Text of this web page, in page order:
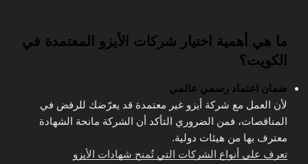
ما هي أهمية اختيار شركات الأيزو المعتمدة في
الكويت؟
ضمان اعتماد رسمي عالمي
لأن العمل مع شركة أيزو غير معتمدة قد يعرّضك للرفض في
المناقصات، فمن الضروري التأكد أن الشركة مانحة الشهادة
معترف بها من هيئات دولية.
تعرف على أنواع الشركات التي تُمنح شهادات الأيزو